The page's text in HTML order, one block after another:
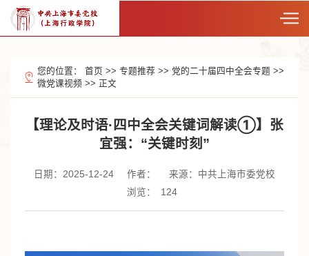
您的位置： 首页 >> 专题推荐 >> 党的二十届四中全会专题>>
微党课视频 >> 正文
【理论及时语·四中全会关键词解读①】张
宜强：“关键时刻”
日期：2025-12-24 作者：
来源：中共上海市委党校
浏览：
124